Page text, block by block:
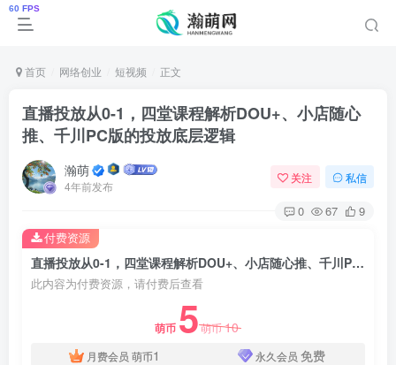
首页 网络创业 短视频 正文
直播投放从0-1，四堂课程解析DOU+、小店随心
推、千川PC版的投放底层逻辑
瀚萌
4年前发布
关注 私信
0 67 9
直播投放从0-1，四堂课程解析DOU+、小店随心推、千川PC版的投放底层逻辑
此内容为付费资源，请付费后查看
萌币 5萌币10
月费会员 萌币1 永久会员 免费
付费资源